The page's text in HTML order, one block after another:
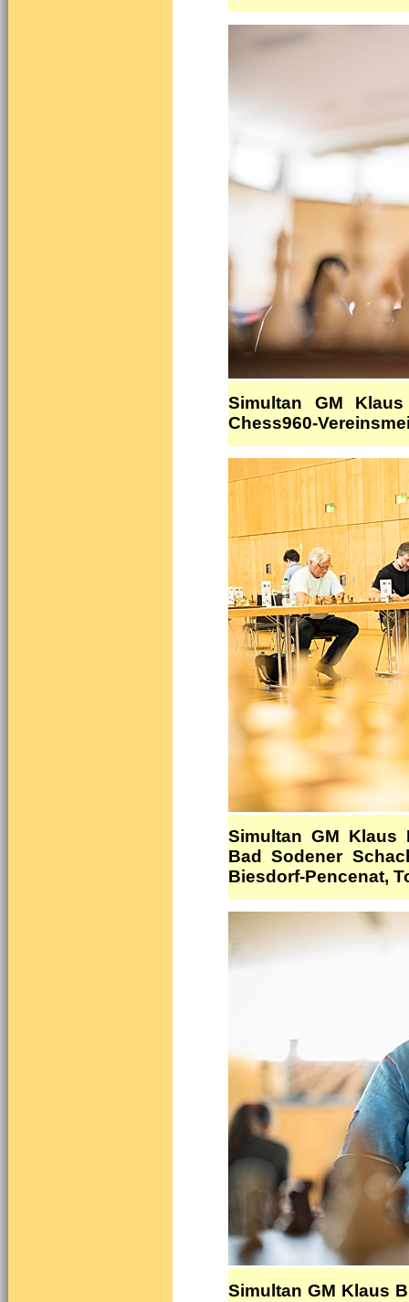
Simultan GM
Chess960-
Simultan GM Klaus
Bad Sodener
Biesdorf-Pencenat,
Simultan GM Klaus